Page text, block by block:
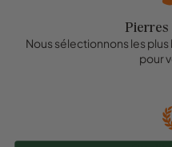
Nous sélectionnons les
pour